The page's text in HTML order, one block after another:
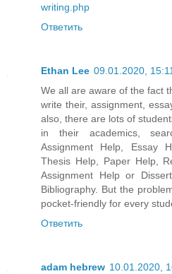
writing.php
Ответить
Ethan Lee 09.01.2020, 15:11
We all are aware of the fact
write their, assignment,
also, there are lots of
in their academics,
Assignment Help, Essay
Thesis Help, Paper Help,
Assignment Help or
Bibliography. But the
pocket-friendly for every
Ответить
adam hebrew 10.01.2020,